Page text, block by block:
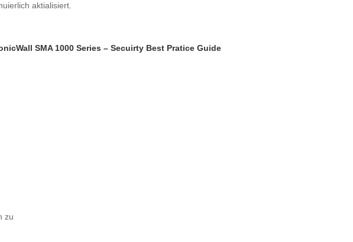
aktialisiert.
SMA 1000 Series – Secuirty Best Pratice Guide
zu